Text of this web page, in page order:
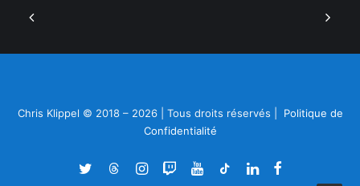
Chris Klippel © 2018 – 2026 | Tous droits réservés | Politique de
Confidentialité